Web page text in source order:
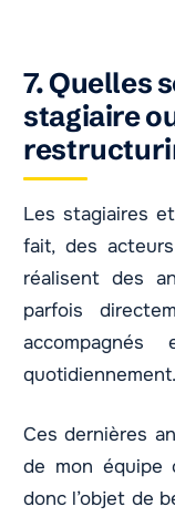
7. Quelles
stagiaire
Les stagiaires
fait, des
réalisent des
parfois
quotidiennement.
Ces dernières
de mon équipe
donc l’objet de